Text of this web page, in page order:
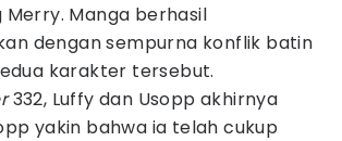
Merry. Manga berhasil
dengan sempurna konflik batin
karakter tersebut.
332, Luffy dan Usopp akhirnya
yakin bahwa ia telah cukup